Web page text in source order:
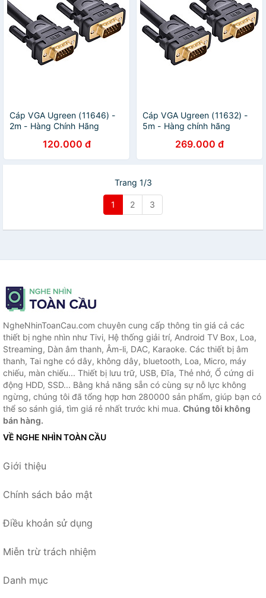
Cáp VGA Ugreen (11646) -
2m - Hàng Chính Hãng
120.000 đ
Cáp VGA Ugreen (11632) -
5m - Hàng chính hãng
269.000 đ
Trang 1/3
1 2 3
NgheNhinToanCau.com chuyên cung cấp thông tin giá cả các
thiết bị nghe nhìn như Tivi, Hệ thống giải trí, Android TV Box, Loa,
Streaming, Dàn âm thanh, Âm-li, DAC, Karaoke. Các thiết bị âm
thanh, Tai nghe có dây, không dây, bluetooth, Loa, Micro, máy
chiếu, màn chiếu... Thiết bị lưu trữ, USB, Đĩa, Thẻ nhớ, Ổ cứng di
động HDD, SSD... Bằng khả năng sẵn có cùng sự nỗ lực không
ngừng, chúng tôi đã tổng hợp hơn 280000 sản phẩm, giúp bạn có
thể so sánh giá, tìm giá rẻ nhất trước khi mua. Chúng tôi không
bán hàng.
VỀ NGHE NHÌN TOÀN CẦU
Giới thiệu
Chính sách bảo mật
Điều khoản sử dụng
Miễn trừ trách nhiệm
Danh mục